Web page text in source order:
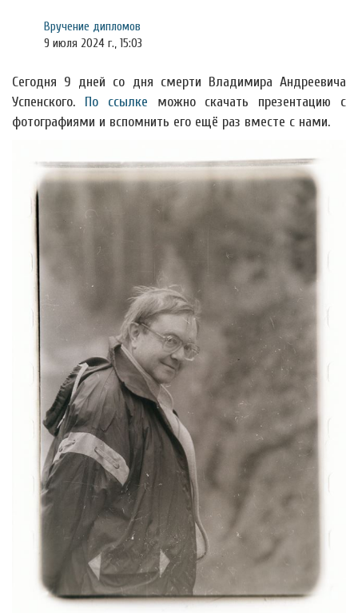
Вручение дипломов
9 июля 2024 г., 15:03
Сегодня 9 дней со дня смерти Владимира Андреевича
Успенского. По ссылке можно скачать презентацию с
фотографиями и вспомнить его ещё раз вместе с нами.